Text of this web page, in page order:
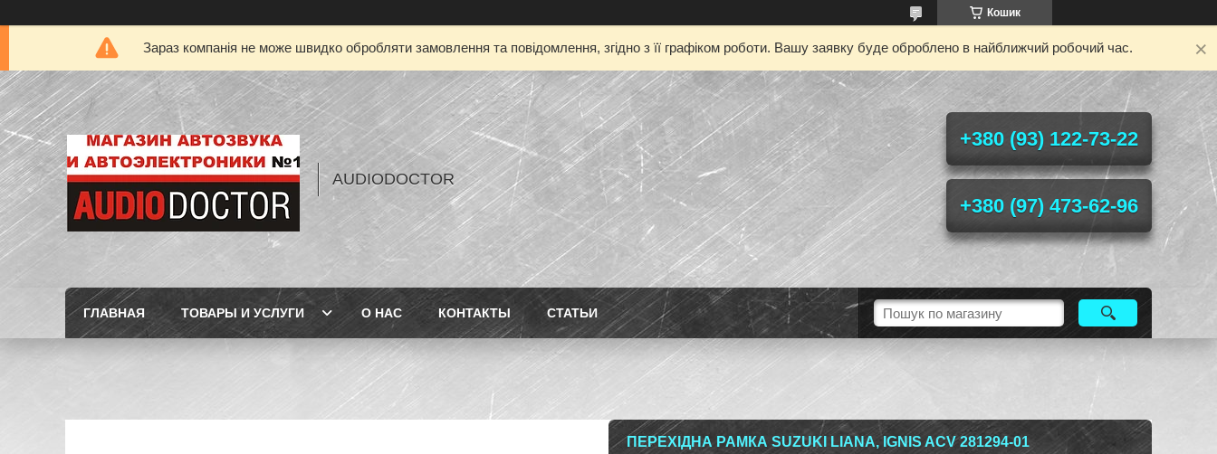
Кошик
Зараз компанія не може швидко обробляти замовлення та повідомлення, згідно з її графіком роботи. Вашу заявку буде оброблено в найближчий робочий час.
AUDIODOCTOR
+380 (93) 122-73-22
+380 (97) 473-62-96
ГЛАВНАЯ ТОВАРЫ И УСЛУГИ О НАС КОНТАКТЫ СТАТЬИ
ПЕРЕХІДНА РАМКА SUZUKI LIANA, IGNIS ACV 281294-01